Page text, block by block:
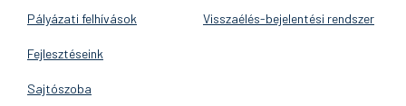
Pályázati felhívások
Fejlesztéseink
Sajtószoba
Visszaélés-bejelentési rendszer